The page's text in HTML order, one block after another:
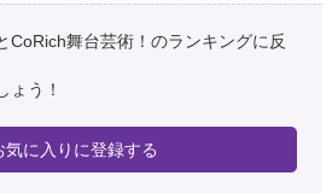
CoRich舞台芸術！のランキングに反
ょう！
気に入りに登録する